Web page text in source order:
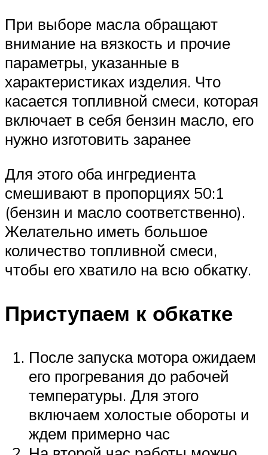
При выборе масла обращают
внимание на вязкость и прочие
параметры, указанные в
характеристиках изделия. Что
касается топливной смеси, которая
включает в себя бензин масло, его
нужно изготовить заранее
Для этого оба ингредиента
смешивают в пропорциях 50:1
(бензин и масло соответственно).
Желательно иметь большое
количество топливной смеси,
чтобы его хватило на всю обкатку.
Приступаем к обкатке
После запуска мотора ожидаем
его прогревания до рабочей
температуры. Для этого
включаем холостые обороты и
ждем примерно час